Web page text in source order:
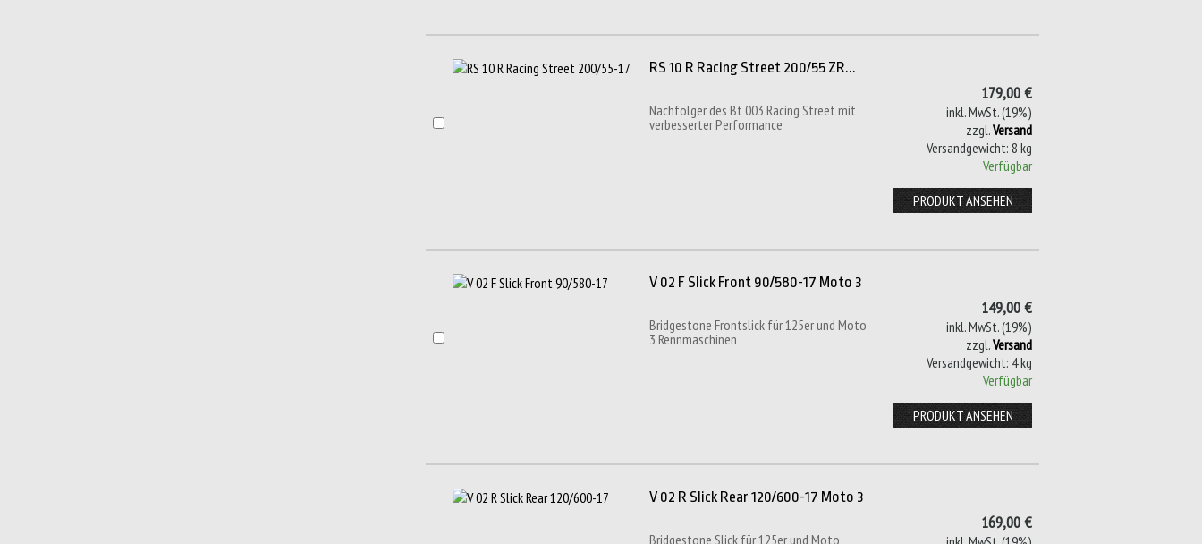
RS 10 R Racing Street 200/55 ZR...
Nachfolger des Bt 003 Racing Street mit
verbesserter Performance
179,00 €
inkl. MwSt. (19%)
zzgl.Versand
Versandgewicht: 8 kg
Verfügbar
PRODUKT ANSEHEN
V 02 F Slick Front 90/580-17 Moto 3
Bridgestone Frontslick für 125er und Moto
3 Rennmaschinen
149,00 €
inkl. MwSt. (19%)
zzgl.Versand
Versandgewicht: 4 kg
Verfügbar
PRODUKT ANSEHEN
V 02 R Slick Rear 120/600-17 Moto 3
Bridgestone Slick für 125er und Moto
169,00 €